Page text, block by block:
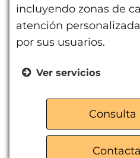
incluyendo zonas de
atención
por sus usuarios.
Ver servicios
Almacenes para
Servicio de
Venta de
Consulta